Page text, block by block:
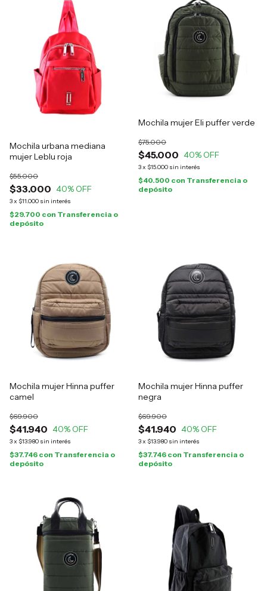
Mochila urbana mediana
mujer Leblu roja
$33.000
$55.000
40% OFF
3x $11.000 sin interés
$29.700 con Transferencia o
depósito
Mochila mujer Eli puffer verde
$45.000
$75.000
40% OFF
3x $15.000 sin interés
$40.500 con Transferencia o
depósito
Mochila mujer Hinna puffer
camel
$41.940
$69.900
40% OFF
3x $13.980 sin interés
$37.746 con Transferencia o
depósito
Mochila mujer Hinna puffer
negra
$41.940
$69.900
40% OFF
3x $13.980 sin interés
$37.746 con Transferencia o
depósito